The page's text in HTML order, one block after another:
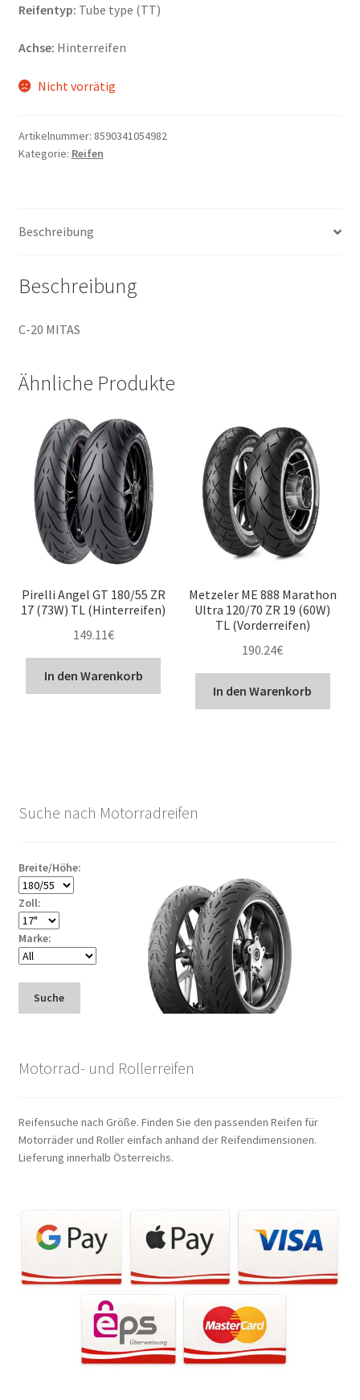
Reifentyp: Tube type (TT)
Achse: Hinterreifen
Nicht vorrätig
Artikelnummer: 8590341054982
Kategorie: Reifen
Beschreibung
Beschreibung
C-20 MITAS
Ähnliche Produkte
Pirelli Angel GT 180/55 ZR
17 (73W) TL (Hinterreifen)
149.11€
In den Warenkorb
Metzeler ME 888 Marathon
Ultra 120/70 ZR 19 (60W)
TL (Vorderreifen)
190.24€
In den Warenkorb
Suche nach Motorradreifen
Breite/Höhe:
Zoll:
Marke:
Suche
Motorrad- und Rollerreifen
Reifensuche nach Größe. Finden Sie den passenden Reifen für
Motorräder und Roller einfach anhand der Reifendimensionen.
Lieferung innerhalb Österreichs.